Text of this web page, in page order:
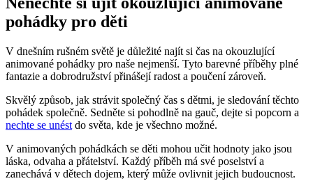
‌pohádky pro děti
V dnešním rušném světě je‍ důležité najít si čas na okouzlující
animované pohádky pro naše nejmenší. Tyto barevné příběhy plné
‌fantazie a dobrodružství přinášejí radost a poučení zároveň.
Skvělý způsob,‌ jak ⁤strávit společný čas s ⁣dětmi, je sledování těchto
pohádek⁣ společně.⁣ Sedněte‍ si pohodlně na gauč, ⁣dejte si ⁤popcorn‍ a
nechte se unést ⁢do světa, kde⁢ je všechno možné.
V animovaných pohádkách se děti mohou ⁢učit hodnoty jako‍ jsou
láska, odvaha a přátelství. Každý​ příběh má své poselství a
zanechává v dětech dojem, ‌který může ​ovlivnit jejich‌ budoucnost.